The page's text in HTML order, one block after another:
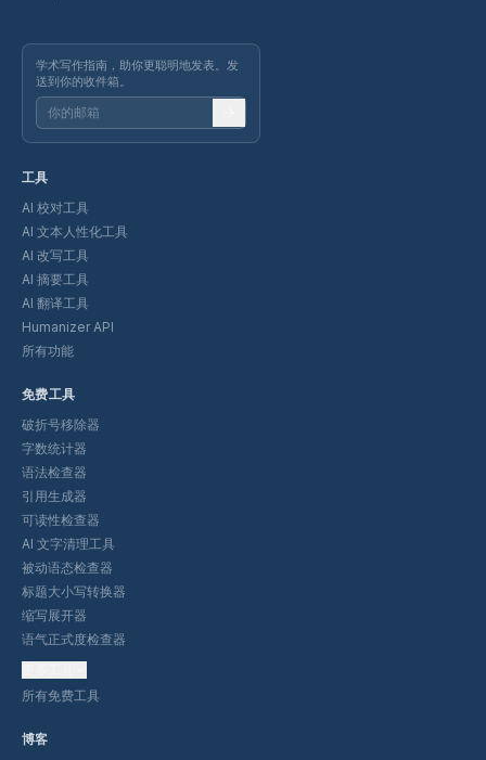
学术写作指南，助你更聪明地发表。发
送到你的收件箱。
工具
AI 校对工具
AI 文本人性化工具
AI 改写工具
AI 摘要工具
AI 翻译工具
Humanizer API
所有功能
免费工具
破折号移除器
字数统计器
语法检查器
引用生成器
可读性检查器
AI 文字清理工具
被动语态检查器
标题大小写转换器
缩写展开器
语气正式度检查器
所有免费工具
博客